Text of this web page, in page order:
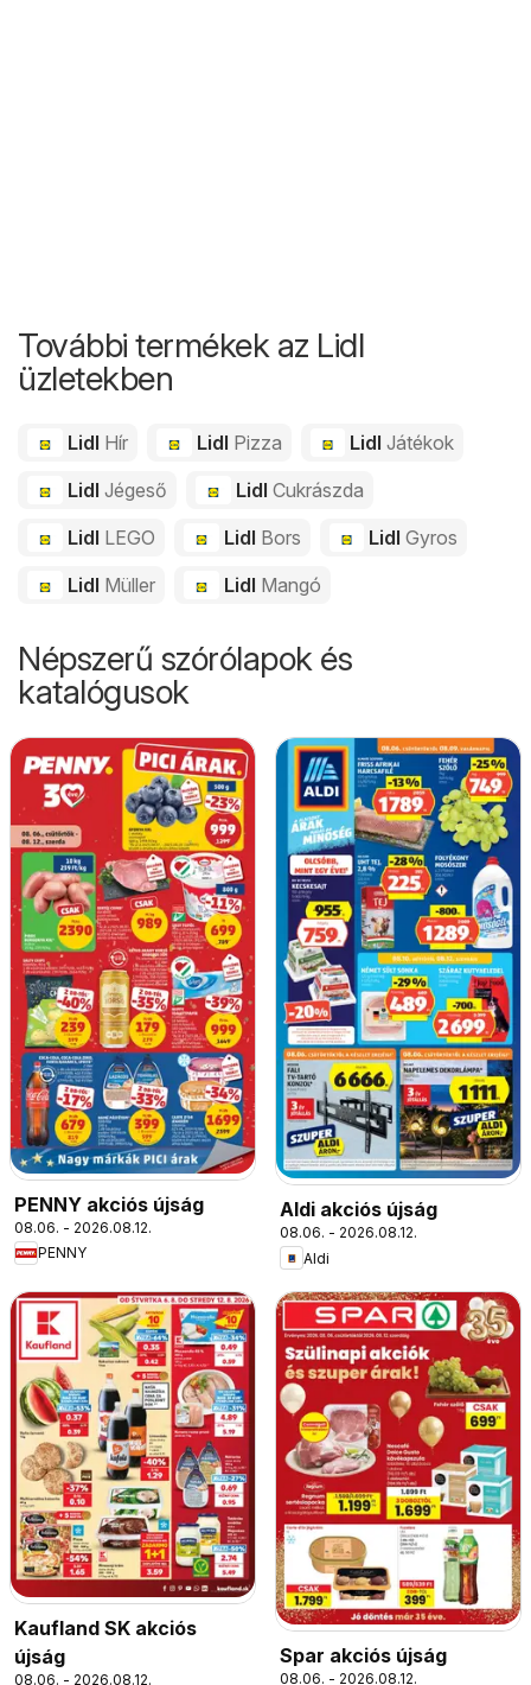
További termékek az Lidl
üzletekben
Lidl Hír Lidl Pizza LidlJátékok
Lidl Jégeső Lidl Cukrászda
Lidl LEGO Lidl Bors LidlGyros
Lidl Müller Lidl Mangó
Népszerű szórólapok és
katalógusok
PENNY akciós újság
08.06. - 2026.08.12.
PENNY
Aldi akciós újság
08.06. - 2026.08.12.
Aldi
Kaufland SK akciós
újság
08.06. - 2026.08.12.
Spar akciós újság
08.06. - 2026.08.12.